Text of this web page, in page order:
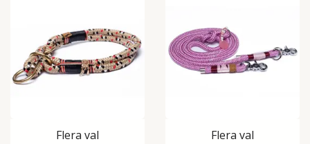
Flera val Flera val